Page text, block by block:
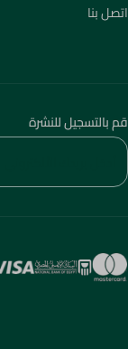
اتصل بنا
قم بالتسجيل للنشرة